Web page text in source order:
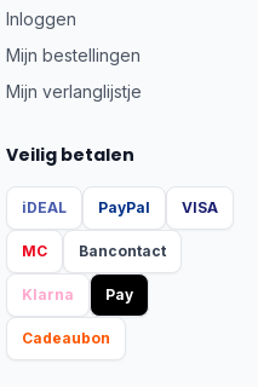
Inloggen
Mijn bestellingen
Mijn verlanglijstje
Veilig betalen
iDEAL PayPal VISA
MC Bancontact
Klarna Pay
Cadeaubon